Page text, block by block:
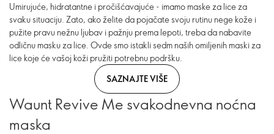
Umirujuće, hidratantne i pročišćavajuće - imamo maske za lice za
svaku situaciju. Zato, ako želite da pojačate svoju rutinu nege kože i
pužite pravu nežnu ljubav i pažnju prema lepoti, treba da nabavite
odličnu masku za lice. Ovde smo istakli sedm naših omiljenih maski za
lice koje će vašoj koži pružiti potrebnu podršku.
SAZNAJTE VIŠE
Waunt Revive Me svakodnevna noćna
maska